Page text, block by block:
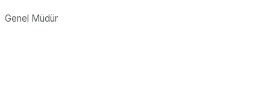
Genel Müdür